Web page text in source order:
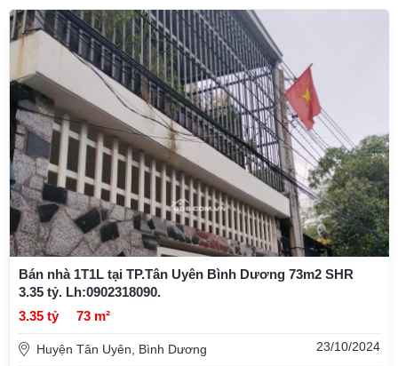
Bán nhà 1T1L tại TP.Tân Uyên Bình Dương 73m2 SHR
3.35 tỷ. Lh:0902318090.
3.35 tỷ
73 m²
Huyện Tân Uyên, Bình Dương 23/10/2024